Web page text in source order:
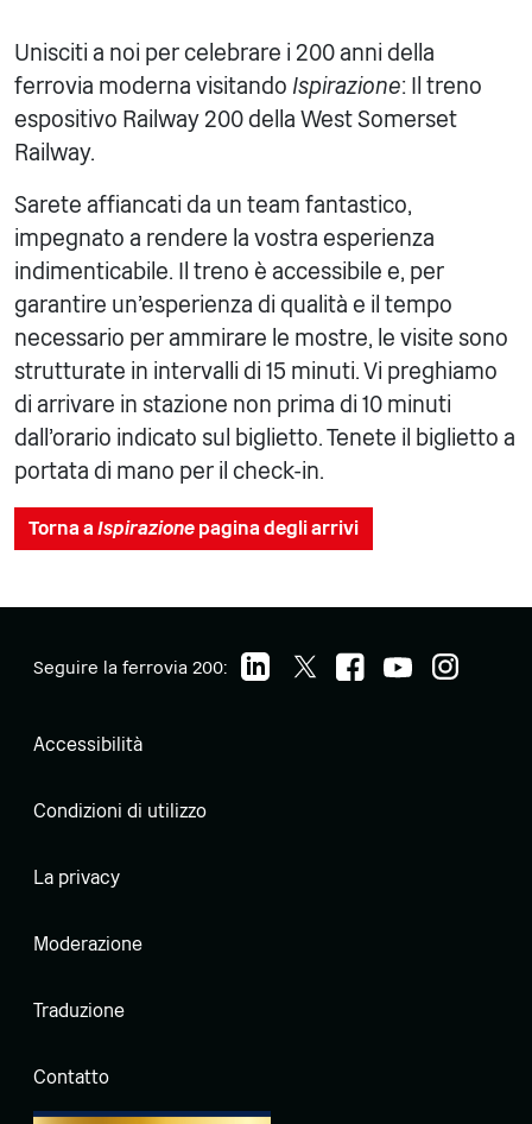
Unisciti a noi per celebrare i 200 anni della
ferrovia moderna visitando Ispirazione: Il treno
espositivo Railway 200 della West Somerset
Railway.
Sarete affiancati da un team fantastico,
impegnato a rendere la vostra esperienza
indimenticabile. Il treno è accessibile e, per
garantire un'esperienza di qualità e il tempo
necessario per ammirare le mostre, le visite sono
strutturate in intervalli di 15 minuti. Vi preghiamo
di arrivare in stazione non prima di 10 minuti
dall'orario indicato sul biglietto. Tenete il biglietto a
portata di mano per il check-in.
Torna a Ispirazione pagina degli arrivi
Seguire la ferrovia 200:
Accessibilità
Condizioni di utilizzo
La privacy
Moderazione
Traduzione
Contatto